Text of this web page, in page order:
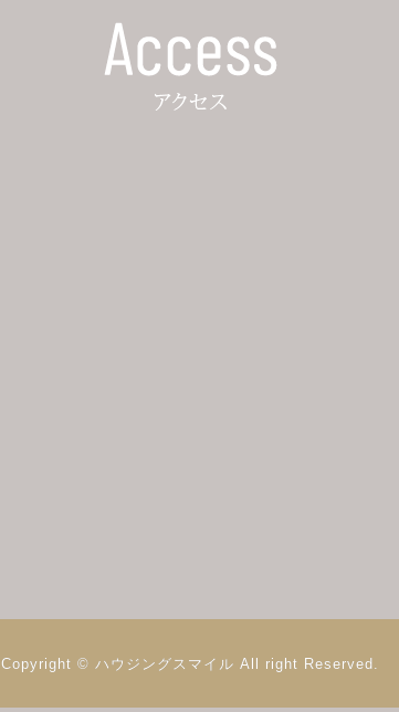
Copyright © ハウジングスマイル All right Reserved.